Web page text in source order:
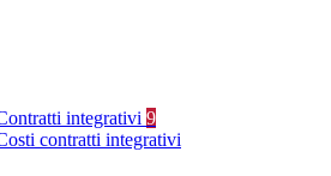
integrativi 9
contratti integrativi